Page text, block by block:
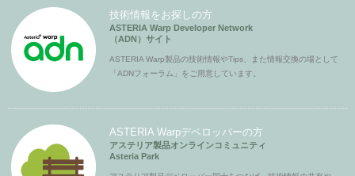
技術情報をお探しの方
ASTERIA Warp Developer Network
（ADN）サイト
ASTERIA Warp製品の技術情報やTips、また情報交換の場として
「ADNフォーラム」をご用意しています。
ASTERIA Warpデベロッパーの方
アステリア製品オンラインコミュニティ
Asteria Park